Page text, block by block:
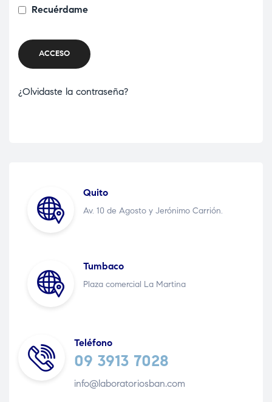
Recuérdame
ACCESO
¿Olvidaste la contraseña?
Quito
Av. 10 de Agosto y Jerónimo Carrión.
Tumbaco
Plaza comercial La Martina
Teléfono
09 3913 7028
info@laboratoriosban.com